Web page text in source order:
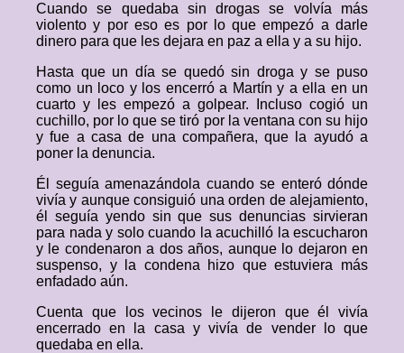
Cuando se quedaba sin drogas se volvía más
violento y por eso es por lo que empezó a darle
dinero para que les dejara en paz a ella y a su hijo.
Hasta que un día se quedó sin droga y se puso
como un loco y los encerró a Martín y a ella en un
cuarto y les empezó a golpear. Incluso cogió un
cuchillo, por lo que se tiró por la ventana con su hijo
y fue a casa de una compañera, que la ayudó a
poner la denuncia.
Él seguía amenazándola cuando se enteró dónde
vivía y aunque consiguió una orden de alejamiento,
él seguía yendo sin que sus denuncias sirvieran
para nada y solo cuando la acuchilló la escucharon
y le condenaron a dos años, aunque lo dejaron en
suspenso, y la condena hizo que estuviera más
enfadado aún.
Cuenta que los vecinos le dijeron que él vivía
encerrado en la casa y vivía de vender lo que
quedaba en ella.